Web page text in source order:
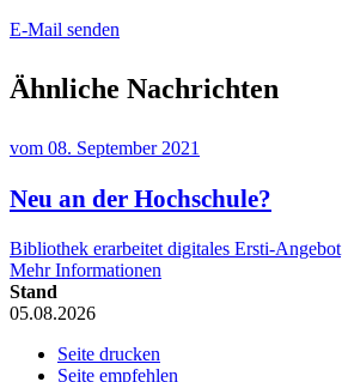
E-Mail senden
Ähnliche Nachrichten
vom 08. September 2021
Neu an der Hochschule?
Bibliothek erarbeitet digitales Ersti-Angebot
Mehr Informationen
Stand
05.08.2026
Seite drucken
Seite empfehlen